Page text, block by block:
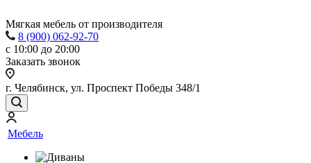
Мягкая мебель от производителя
8 (900) 062-92-70
с 10:00 до 20:00
Заказать звонок
г. Челябинск, ул. Проспект Победы 348/1
Мебель